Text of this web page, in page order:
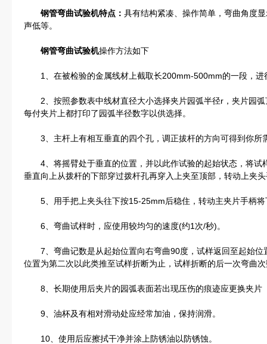
钢管弯曲试验机特点： 具有结构紧凑、操作简单，弯曲角度
声低等。
钢管弯曲试验机操作方法如下
1、在被检验的金属线材上截取长200mm-500mm的一段，进
2、按照参数表中线材直径大小选择夹片园弧半径r，夹片园弧
每付夹片上都打印了园弧半径数字以供选择。
3、主杆上有相互垂直的四个孔，调正拔杆的方向可得到你所
4、将摇臂处于垂直的位置，并以此作试验的起始状态，将试
垂直向上从拨杆的下部穿过拨杆孔再穿入上夹至顶部，转动上夹
5、用手把上夹头往下按15-25mm后稳住，转动主夹片手柄将
6、弯曲试样时，应使用较均匀的速度(约1次/秒)。
7、弯曲记数是从起始位置向右弯曲90度，试样返回至起始位
位置为第二次以此类推至试样折断为止，试样折断的后一次弯曲
8、长期使用后夹片的园弧表面若出现压伤的痕迹应更换夹片
9、油杯及有相对滑动处应经常加油，保持润滑。
10、使用后应擦拭干净并涂上防锈油以防锈蚀。